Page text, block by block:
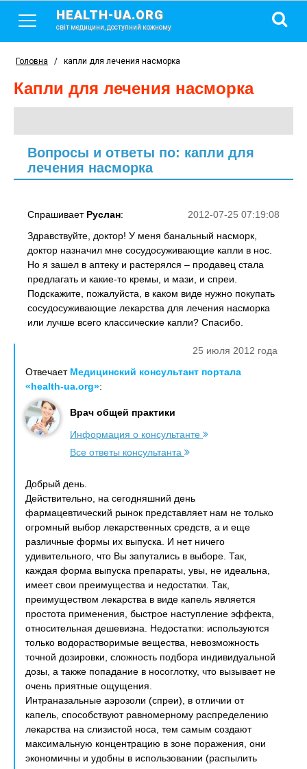
HEALTH-UA.ORG
світ медицини, доступний кожному
Головна / капли для лечения насморка
капли для лечения насморка
Вопросы и ответы по: капли для
лечения насморка
2012-07-25 07:19:08
Спрашивает Руслан:
Здравствуйте, доктор! У меня банальный насморк,
доктор назначил мне сосудосуживающие капли в нос.
Но я зашел в аптеку и растерялся – продавец стала
предлагать и какие-то кремы, и мази, и спреи.
Подскажите, пожалуйста, в каком виде нужно покупать
сосудосуживающие лекарства для лечения насморка
или лучше всего классические капли? Спасибо.
25 июля 2012 года
Отвечает Медицинский консультант портала
«health-ua.org»:
Врач общей практики
Информация о консультанте
Все ответы консультанта
Добрый день.
Действительно, на сегодняшний день
фармацевтический рынок представляет нам не только
огромный выбор лекарственных средств, а и еще
различные формы их выпуска. И нет ничего
удивительного, что Вы запутались в выборе. Так,
каждая форма выпуска препараты, увы, не идеальна,
имеет свои преимущества и недостатки. Так,
преимуществом лекарства в виде капель является
простота применения, быстрое наступление эффекта,
относительная дешевизна. Недостатки: используются
только водорастворимые вещества, невозможность
точной дозировки, сложность подбора индивидуальной
дозы, а также попадание в носоглотку, что вызывает не
очень приятные ощущения.
Интраназальные аэрозоли (спреи), в отличии от
капель, способствуют равномерному распределению
лекарства на слизистой носа, тем самым создают
максимальную концентрацию в зоне поражения, они
экономичны и удобны в использовании (распылить